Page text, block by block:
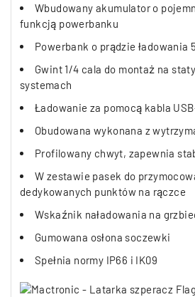
Wbudowany akumulator o
funkcją powerbanku
Powerbank o prądzie ładowania
Gwint 1/4 cala do montaż na
systemach
Ładowanie za pomocą kabla
Obudowana wykonana z
Profilowany chwyt, zapewnia
W zestawie pasek do
dedykowanych punktów na rączce
Wskaźnik naładowania na
Gumowana osłona soczewki
Spełnia normy IP66 i IK09